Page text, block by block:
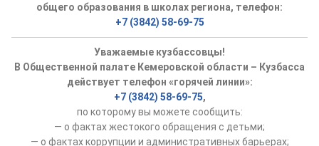
общего образования в школах региона, телефон:
+7 (3842) 58-69-75
Уважаемые кузбассовцы!
В Общественной палате Кемеровской области – Кузбасса
действует телефон «горячей линии»:
+7 (3842) 58-69-75,
по которому вы можете сообщить:
— о фактах жестокого обращения с детьми;
— о фактах коррупции и административных барьерах;